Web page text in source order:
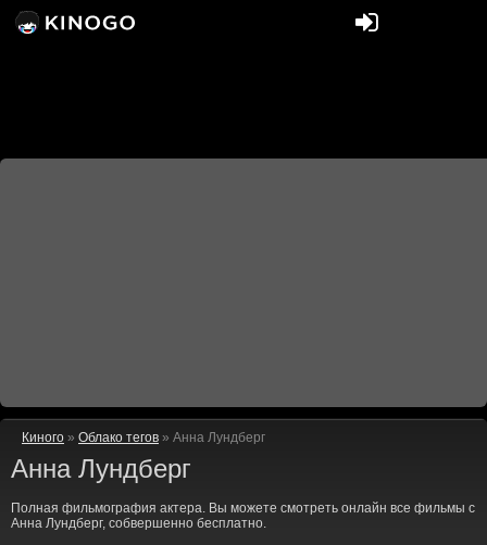
Киного » Облако тегов » Анна Лундберг
Анна Лундберг
Полная фильмография актера. Вы можете смотреть онлайн все фильмы с
Анна Лундберг, собвершенно бесплатно.